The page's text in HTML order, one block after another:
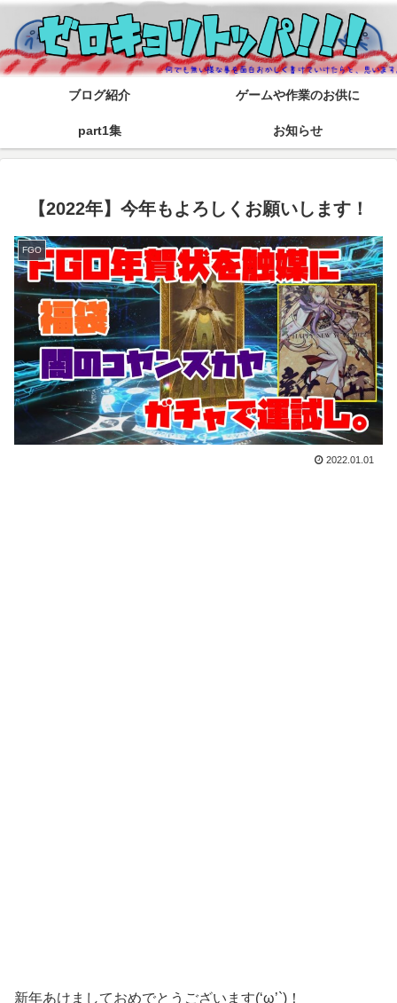
ブログ紹介 ゲームや作業のお供に
part1集 お知らせ
【2022年】今年もよろしくお願いします！
FGO
2022.01.01
新年あけましておめでとうございます(‘ω’`)！